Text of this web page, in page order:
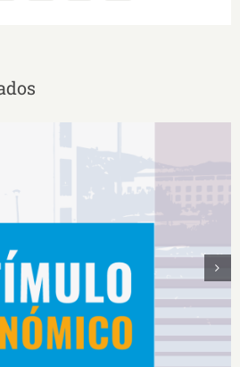
para Deportistas de Alto
IS2026